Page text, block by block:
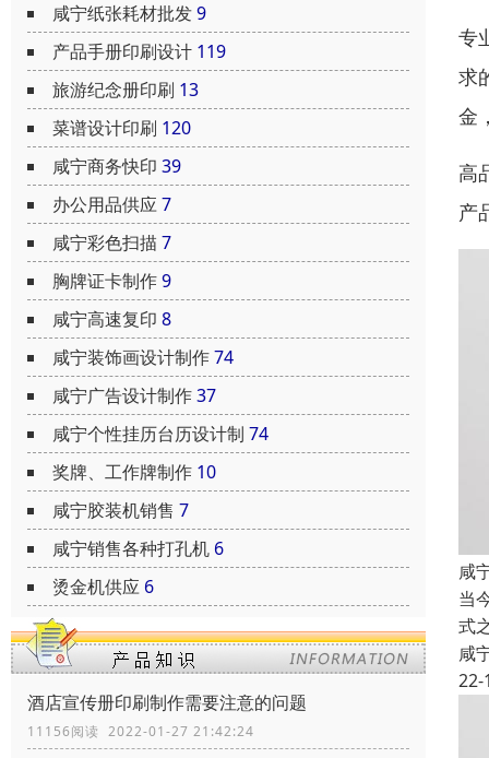
咸宁纸张耗材批发9
产品手册印刷设计 119
旅游纪念册印刷 13
菜谱设计印刷 120
咸宁商务快印 39
办公用品供应7
咸宁彩色扫描 7
胸牌证卡制作9
咸宁高速复印 8
咸宁装饰画设计制作74
咸宁广告设计制作37
咸宁个性挂历台历设计制 74
奖牌、工作牌制作 10
咸宁胶装机销售 7
咸宁销售各种打孔机 6
烫金机供应 6
酒店宣传册印刷制作需要注意的问题
11156阅读 2022-01-27 21:42:24
专
求
金
高
产
咸
当
式
咸
22-